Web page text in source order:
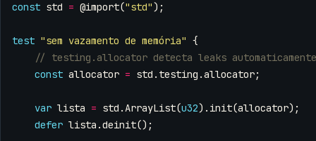
const std = @import("std" );
test "sem vazamento de memória" {
const allocator = std . testing .allocator;
var lista = std .ArrayList(u32). init(allocator);
defer lista .deinit();